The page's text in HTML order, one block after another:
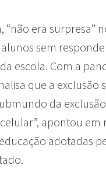
“não era surpresa”
sem
escola. Com a
que a exclusão
da
apontou em
adotadas